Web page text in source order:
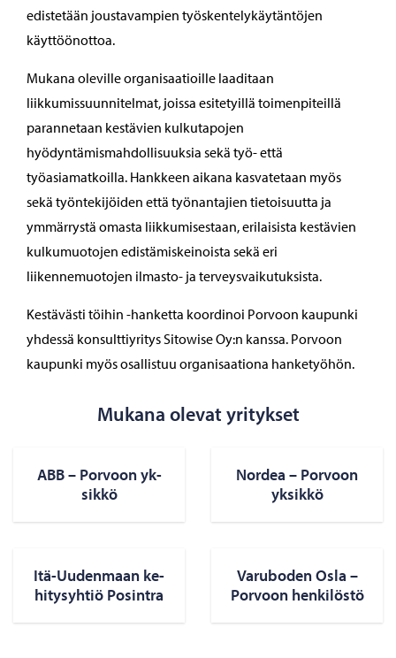
edistetään joustavampien työskentelykäytäntöjen
käyttöönottoa.
Mukana oleville organisaatioille laaditaan
liikkumissuunnitelmat, joissa esitetyillä toimenpiteillä
parannetaan kestävien kulkutapojen
hyödyntämismahdollisuuksia sekä työ- että
työasiamatkoilla. Hankkeen aikana kasvatetaan myös
sekä työntekijöiden että työnantajien tietoisuutta ja
ymmärrystä omasta liikkumisestaan, erilaisista kestävien
kulkumuotojen edistämiskeinoista sekä eri
liikennemuotojen ilmasto- ja terveysvaikutuksista.
Kestävästi töihin -hanketta koordinoi Porvoon kaupunki
yhdessä konsulttiyritys Sitowise Oy:n kanssa. Porvoon
kaupunki myös osallistuu organisaationa hanketyöhön.
Mukana olevat yritykset
ABB – Por­voon yk­
sik­kö
Nor­dea – Por­voon
yk­sik­kö
Itä-​Uudenmaan ke­
hi­tys­yh­tiö Po­sint­ra
Va­ru­bo­den Osla –
Por­voon hen­ki­lös­tö